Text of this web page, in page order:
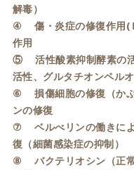
解毒）
④ 傷・炎症の修復作用(
作用
⑤ 活性酸素抑制酵素の活
活性、グルタチオンペル
⑥ 損傷細胞の修復（かぶ
ンの修復
⑦ ベルべリンの働きによ
復（細菌感染症の抑制）
⑧ バクテリオシン（正常